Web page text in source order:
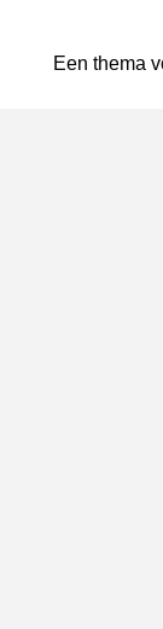
Een thema